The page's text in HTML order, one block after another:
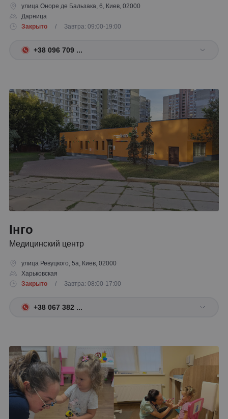
улица Оноре де Бальзака, 6, Киев, 02000
Дарница
Закрыто
/ Завтра: 09:00-19:00
+38 096 709 ...
Інго
Медицинский центр
улица Ревуцкого, 5а, Киев, 02000
Харьковская
Закрыто
/ Завтра: 08:00-17:00
+38 067 382 ...